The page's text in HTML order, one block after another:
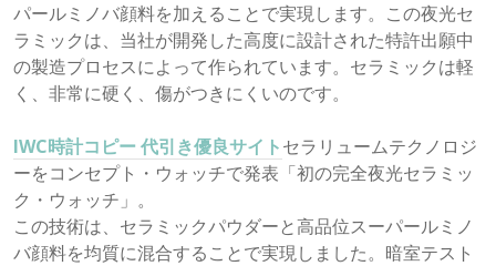
パールミノバ顔料を加えることで実現します。この夜光セ
ラミックは、当社が開発した高度に設計された特許出願中
の製造プロセスによって作られています。セラミックは軽
く、非常に硬く、傷がつきにくいのです。
IWC時計コピー 代引き優良サイトセラリュームテクノロジ
ーをコンセプト・ウォッチで発表「初の完全夜光セラミッ
ク・ウォッチ」。
この技術は、セラミックパウダーと高品位スーパールミノ
バ顔料を均質に混合することで実現しました。暗室テスト